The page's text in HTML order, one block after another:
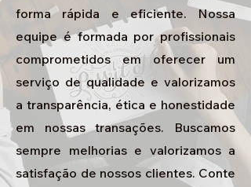
forma rápida e eficiente. Nossa
equipe é formada por profissionais
comprometidos em oferecer um
serviço de qualidade e valorizamos
a transparência, ética e honestidade
em nossas transações. Buscamos
sempre melhorias e valorizamos a
satisfação de nossos clientes. Conte